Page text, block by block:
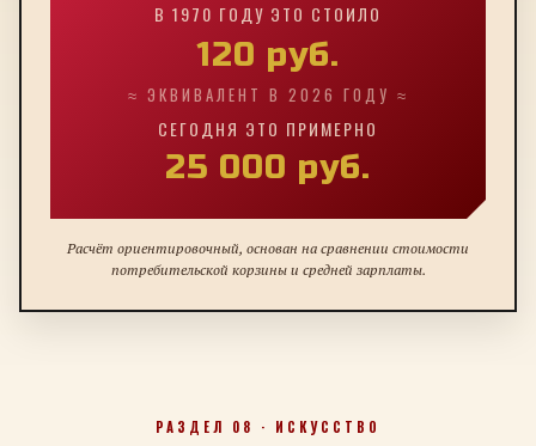
В 1970 ГОДУ ЭТО СТОИЛО
120 руб.
≈ ЭКВИВАЛЕНТ В 2026 ГОДУ ≈
СЕГОДНЯ ЭТО ПРИМЕРНО
25 000 руб.
Расчёт ориентировочный, основан на сравнении стоимости
потребительской корзины и средней зарплаты.
РАЗДЕЛ 08 · ИСКУССТВО